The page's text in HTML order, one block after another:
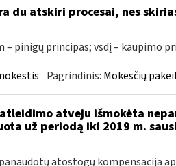
du atskiri procesai, nes
pinigų principas; vsdį – kaupimo
Pagrindinis: Mokesčių
atveju išmokėta
už periodą iki 2019 m.
atostogų kompensacija